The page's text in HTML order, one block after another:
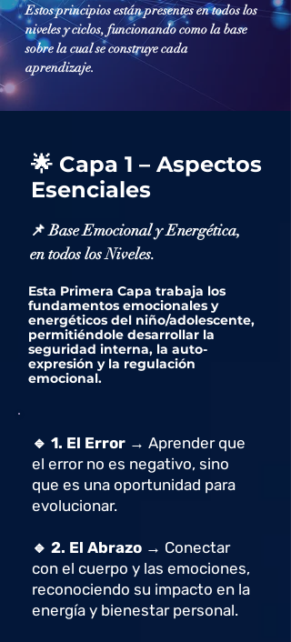
Estos principios están presentes en todos los
niveles y ciclos, funcionando como la base
sobre la cual se construye cada
aprendizaje.
🌟 Capa 1 – Aspectos
Esenciales
📌 Base Emocional y Energética,
en todos los Niveles.
Esta Primera Capa trabaja los
fundamentos emocionales y
energéticos del niño/adolescente,
permitiéndole desarrollar la
seguridad interna, la auto-
expresión y la regulación
emocional.
🔹 1. El Error → Aprender que
el error no es negativo, sino
que es una oportunidad para
evolucionar.
🔹 2. El Abrazo → Conectar
con el cuerpo y las emociones,
reconociendo su impacto en la
energía y bienestar personal.